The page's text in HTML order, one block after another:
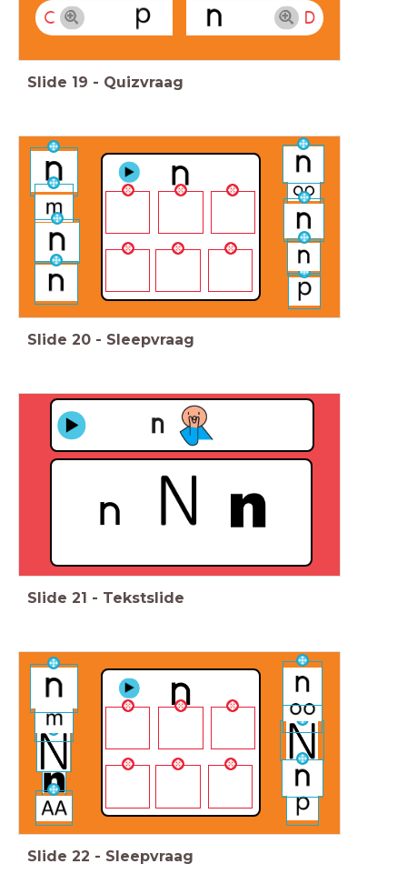
C D
Slide 19 - Quizvraag
Slide 20 - Sleepvraag
Slide 21 - Tekstslide
Slide 22 - Sleepvraag